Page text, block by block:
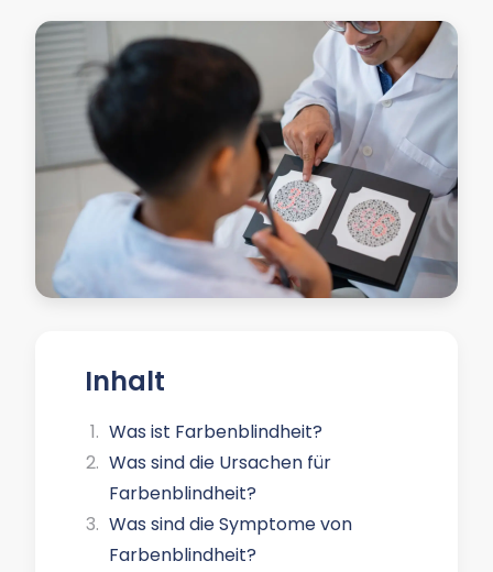
Inhalt
Was ist Farbenblindheit?
Was sind die Ursachen für
Farbenblindheit?
Was sind die Symptome von
Farbenblindheit?